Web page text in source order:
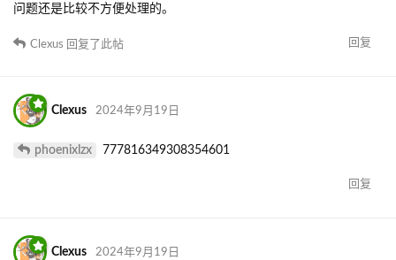
问题还是比较不方便处理的。
回复
Clexus 回复了此帖
Clexus 2024年9月19日
phoenixlzx 777816349308354601
回复
Clexus 2024年9月19日